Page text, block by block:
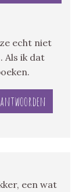
echt niet
Als ik dat
een wat